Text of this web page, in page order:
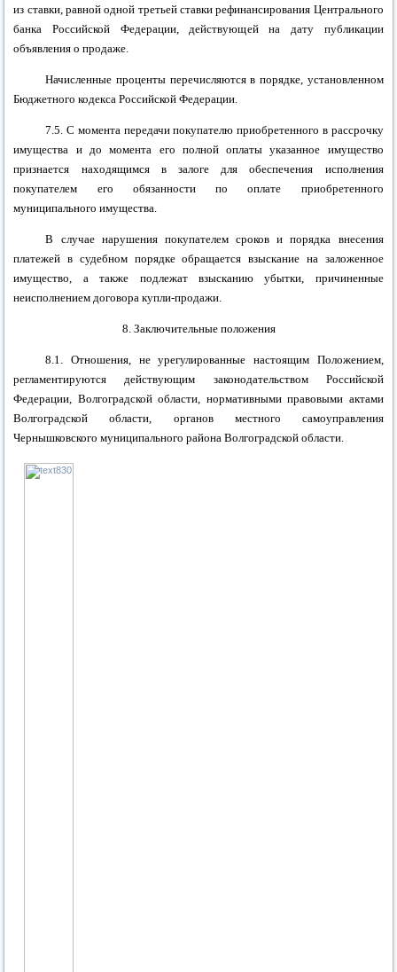
из ставки, равной одной третьей ставки рефинансирования Центрального
банка Российской Федерации, действующей на дату публикации
объявления о продаже.
Начисленные проценты перечисляются в порядке, установленном
Бюджетного кодекса Российской Федерации.
7.5. С момента передачи покупателю приобретенного в рассрочку
имущества и до момента его полной оплаты указанное имущество
признается находящимся в залоге для обеспечения исполнения
покупателем его обязанности по оплате приобретенного
муниципального имущества.
В случае нарушения покупателем сроков и порядка внесения
платежей в судебном порядке обращается взыскание на заложенное
имущество, а также подлежат взысканию убытки, причиненные
неисполнением договора купли-продажи.
8. Заключительные положения
8.1. Отношения, не урегулированные настоящим Положением,
регламентируются действующим законодательством Российской
Федерации, Волгоградской области, нормативными правовыми актами
Волгоградской области, органов местного самоуправления
Чернышковского муниципального района Волгоградской области.